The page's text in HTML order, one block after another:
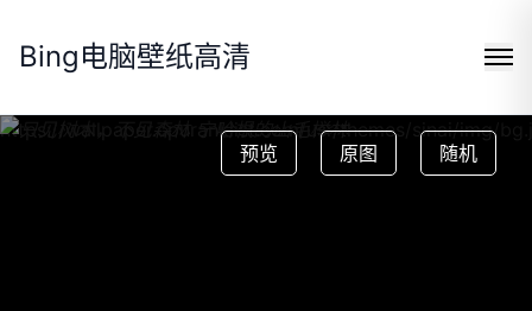
Bing电脑壁纸高清
https://wallpaper.cpuranklist.com/usr/themes/sinai/img/
预览
原图 随机